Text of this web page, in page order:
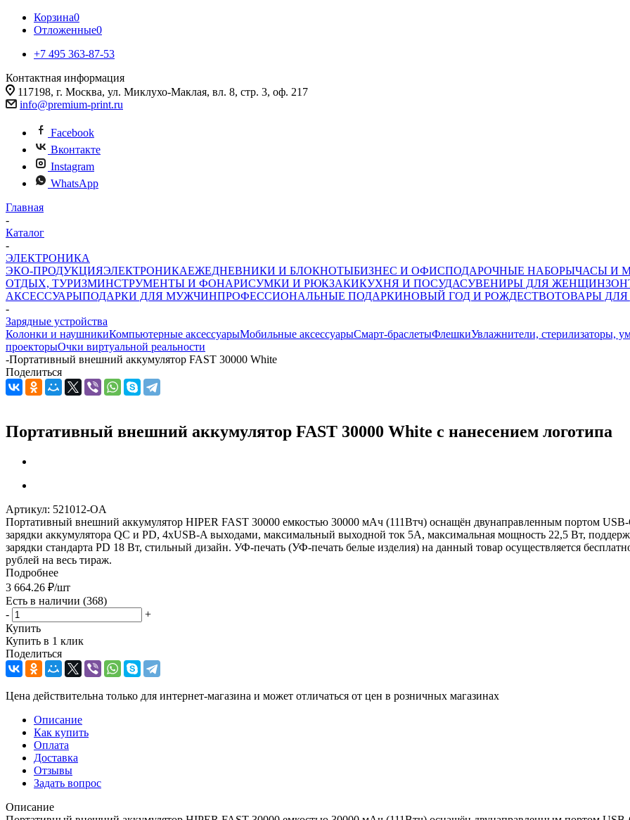
Корзина0
Отложенные0
+7 495 363-87-53
Контактная информация
117198, г. Москва, ул. Миклухо-Маклая, вл. 8, стр. 3, оф. 217
info@premium-print.ru
Facebook
Вконтакте
Instagram
WhatsApp
Главная
-
Каталог
-
ЭЛЕКТРОНИКА
ЭКО-ПРОДУКЦИЯЭЛЕКТРОНИКАЕЖЕДНЕВНИКИ И БЛОКНОТЫБИЗНЕС И ОФИСПОДАРОЧНЫЕ НАБОРЫЧАСЫ И
ОТДЫХ, ТУРИЗМИНСТРУМЕНТЫ И ФОНАРИСУМКИ И РЮКЗАКИКУХНЯ И ПОСУДАСУВЕНИРЫ ДЛЯ ЖЕНЩИН
АКСЕССУАРЫПОДАРКИ ДЛЯ МУЖЧИНПРОФЕССИОНАЛЬНЫЕ ПОДАРКИНОВЫЙ ГОД И РОЖДЕСТВОТОВАРЫ ДЛЯ
-
Зарядные устройства
Колонки и наушникиКомпьютерные аксессуарыМобильные аксессуарыСмарт-браслетыФлешкиУвлажнители, стерилизаторы,
проекторыОчки виртуальной реальности
-Портативный внешний аккумулятор FAST 30000 White
Поделиться
Портативный внешний аккумулятор FAST 30000 White с нанесением логотипа
Артикул: 521012-OA
Портативный внешний аккумулятор HIPER FAST 30000 емкостью 30000 мАч (111Втч) оснащён двунаправленным портом
зарядки аккумулятора QC и PD, 4xUSB-A выходами, максимальный выходной ток 5А, максимальная мощность 22,5 Вт,
зарядки стандарта PD 18 Вт, стильный дизайн. УФ-печать (УФ-печать белые изделия) на данный товар осуществляется
рублей на весь тираж.
Подробнее
3 664.26 ₽/шт
Есть в наличии (368)
-
+
Купить
Купить в 1 клик
Поделиться
Цена действительна только для интернет-магазина и может отличаться от цен в розничных магазинах
Описание
Как купить
Оплата
Доставка
Отзывы
Задать вопрос
Описание